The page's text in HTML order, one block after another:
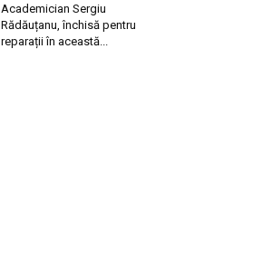
Academician Sergiu
Rădăuțanu, închisă pentru
reparații în această...